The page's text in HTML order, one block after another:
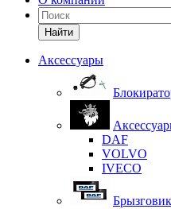
Найти
Аксессуары
DAF
VOLVO
IVECO